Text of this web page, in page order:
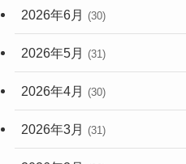
2026年6月 (30)
2026年5月 (31)
2026年4月 (30)
2026年3月 (31)